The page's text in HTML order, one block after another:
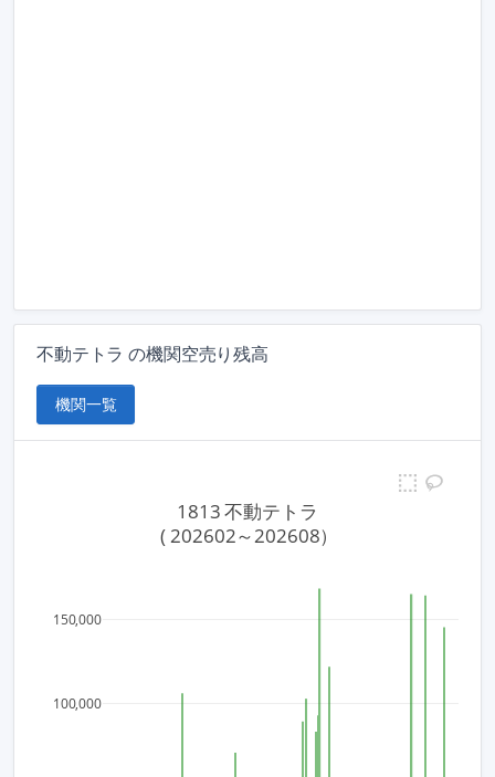
不動テトラ の機関空売り残高
機関一覧
100,000
150,000
1813 不動テトラ
( 202602～202608）